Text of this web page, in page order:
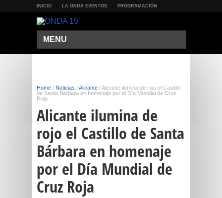
INICIO LA ONDA EVENTOS PROGRAMACIÓN
MENU
Home / Noticias /Alicante /Alicante ilumina de rojo el Castillo
de Santa Bárbara en homenaje por el Día Mundial de Cruz
Roja
Alicante ilumina de
rojo el Castillo de Santa
Bárbara en homenaje
por el Día Mundial de
Cruz Roja